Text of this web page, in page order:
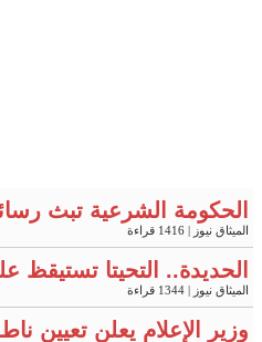
الحكومة الشرعية تبث
الميثاق نيوز | 1416 قراءة
الحديدة.. التحيتا تستيقظ
الميثاق نيوز | 1344 قراءة
وزير الإعلام يعلن تعيين